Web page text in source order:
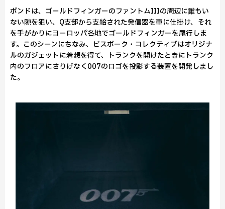
ボンドは、ゴールドフィンガーのファントムIIIの周辺に誰もい
ない隙を狙い、Q支部から支給された発信器を車に仕掛け、それ
を手がかりにヨーロッパ各地でゴールドフィンガーを尾行しま
す。このシーンにちなみ、ビスポーク・コレクティブはオリジナ
ルのガジェットに着想を得て、トランクを開けたときにトランク
内のフロアにさりげなく007のロゴを投影する装置を開発しまし
た。